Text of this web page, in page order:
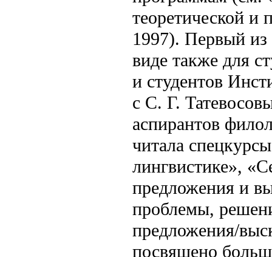
теоретической
1997). Первый из
виде также для
и студентов
с С. Г.
аспирантов
читала
лингвистике»,
предложения и
проблемы,
предложения/
посвящено